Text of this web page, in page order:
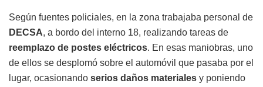
Según fuentes policiales, en la zona trabajaba personal de
DECSA, a bordo del interno 18, realizando tareas de
reemplazo de postes eléctricos. En esas maniobras, uno
de ellos se desplomó sobre el automóvil que pasaba por el
lugar, ocasionando serios daños materiales y poniendo